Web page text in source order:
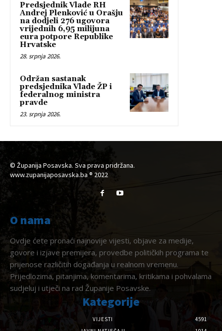
Predsjednik Vlade RH
Andrej Plenković u Orašju
na dodjeli 276 ugovora
vrijednih 6,95 milijuna
eura potpore Republike
Hrvatske
28. srpnja 2026.
Održan sastanak
predsjednika Vlade ŽP i
federalnog ministra
pravde
23. srpnja 2026.
© Županija Posavska. Sva prava pridržana.
www.zupanijaposavska.ba ® 2022
O nama
Ovdje ćete pronaći najnovije vijesti, objave za medije,
govore i izjave premijera, provedbe političkih programa te
prijenose različitih događanja u realnom vremenu.
Prijedlozima, pitanjima, komentarima, kritikama i pohvalama
sudjeluj i utječi na rad Županije Posavske.
Kategorije
VIJESTI
4591